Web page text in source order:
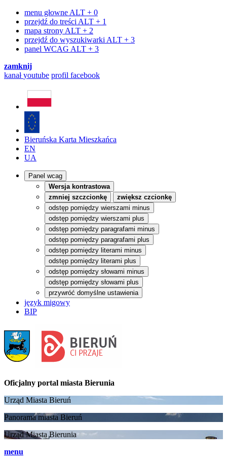
menu głowne ALT + 0
przejdź do treści ALT + 1
mapa strony ALT + 2
przejdź do wyszukiwarki ALT + 3
panel WCAG ALT + 3
zamknij
kanałyoutube profil facebook
Bieruńska Karta Mieszkańca
EN
UA
Panel wcag
Wersja kontrastowa
zmniej szczcionkę
zwiększ czcionkę
odstęp pomiędzy wierszami minus
odstęp pomiędzy wierszami plus
odstęp pomiędzy paragrafami minus
odstęp pomiędzy paragrafami plus
odstęp pomiędzy literami minus
odstęp pomiędzy literami plus
odstęp pomiędzy słowami minus
odstęp pomiędzy słowami plus
przywróć domyślne ustawienia
język migowy
BIP
Oficjalny portal miasta Bierunia
Urząd Miasta Bieruń
Panorama miasta Bieruń
Urząd Miasta Bierunia
menu